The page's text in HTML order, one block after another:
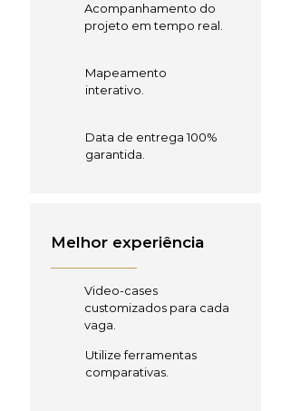
Acompanhamento do
projeto em tempo real.
Mapeamento
interativo.
Data de entrega 100%
garantida.
Melhor experiência
Video-cases
customizados para cada
vaga.
Utilize ferramentas
comparativas.